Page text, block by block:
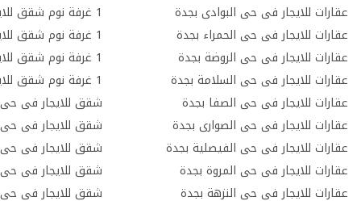
عقارات للايجار فى حى البوادى بجدة
عقارات للايجار فى حى الحمراء بجدة
عقارات للايجار فى حى الروضة بجدة
عقارات للايجار فى حى السلامة بجدة
عقارات للايجار فى حى الصفا بجدة
عقارات للايجار فى حى الصوارى بجدة
عقارات للايجار فى حى الفيصلية بجدة
عقارات للايجار فى حى المروة بجدة
عقارات للايجار فى حى النزهة بجدة
شقق للايجار فى حى
شقق للايجار فى حى
شقق للايجار فى
شقق للايجار فى
شقق للايجار فى حى